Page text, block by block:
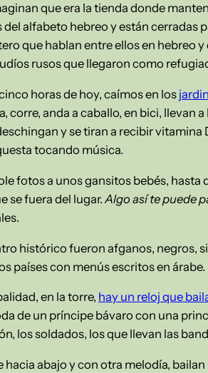
que era la tienda donde
del alfabeto hebreo y están
que hablan entre ellos en hebreo
rusos que llegaron como
horas de hoy, caímos en los
corre, anda a caballo, en bici, llevan
y se tiran a recibir
tocando música.
fotos a unos gansitos bebés, hasta
se fuera del lugar.Algo así te puede
histórico fueron afganos, negros,
países con menús escritos en árabe.
en la torre, hay un reloj que
de un príncipe bávaro con una
los soldados, los que llevan las
hacia abajo y con otra melodía,